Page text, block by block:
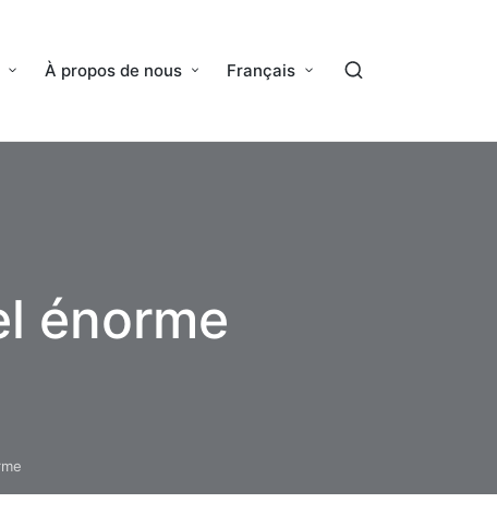
À propos de nous Français
énorme